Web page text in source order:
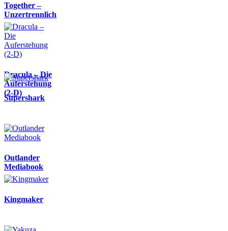
Together –
Unzertrennlich
Dracula – Die
Auferstehung
(2-D)
Supershark
Outlander
Mediabook
Kingmaker